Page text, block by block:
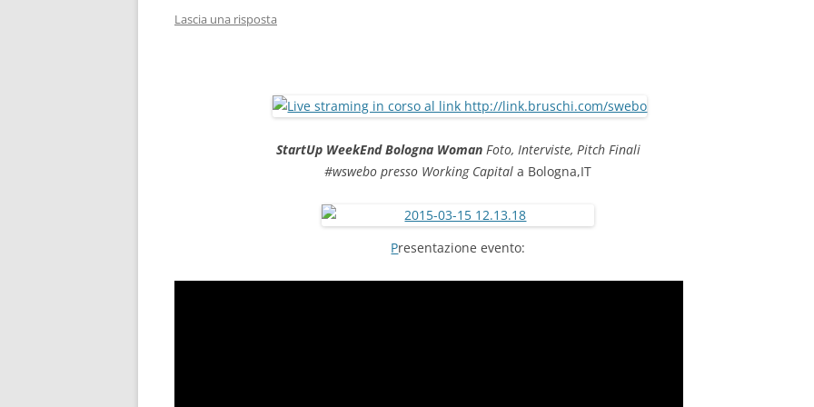
Lascia una risposta
StartUp WeekEnd Bologna Woman Foto, Interviste, Pitch Finali
#wswebopresso Working Capital a Bologna,IT
Presentazione evento: